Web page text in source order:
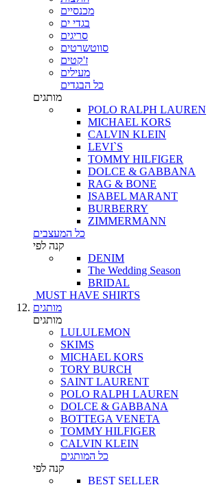
מכנסיים
בגדי ים
סריגים
סווטשרטים
ז'קטים
מעילים
כל הבגדים
מותגים
POLO RALPH LAUREN
MICHAEL KORS
CALVIN KLEIN
LEVI`S
TOMMY HILFIGER
DOLCE & GABBANA
RAG & BONE
ISABEL MARANT
BURBERRY
ZIMMERMANN
כל המעצבים
קנה לפי
DENIM
The Wedding Season
BRIDAL
MUST HAVE SHIRTS
מותגים
מותגים
LULULEMON
SKIMS
MICHAEL KORS
TORY BURCH
SAINT LAURENT
POLO RALPH LAUREN
DOLCE & GABBANA
BOTTEGA VENETA
TOMMY HILFIGER
CALVIN KLEIN
כל המותגים
קנה לפי
BEST SELLER